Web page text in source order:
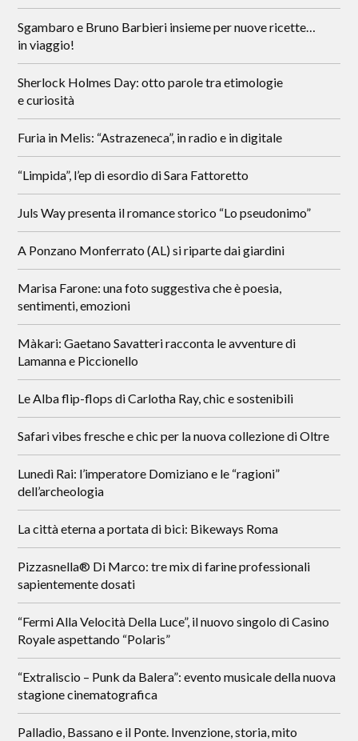
Sgambaro e Bruno Barbieri insieme per nuove ricette…
in viaggio!
Sherlock Holmes Day: otto parole tra etimologie
e curiosità
Furia in Melis: “Astrazeneca”, in radio e in digitale
“Limpida”, l’ep di esordio di Sara Fattoretto
Juls Way presenta il romance storico “Lo pseudonimo”
A Ponzano Monferrato (AL) si riparte dai giardini
Marisa Farone: una foto suggestiva che è poesia,
sentimenti, emozioni
Màkari: Gaetano Savatteri racconta le avventure di
Lamanna e Piccionello
Le Alba flip-flops di Carlotha Ray, chic e sostenibili
Safari vibes fresche e chic per la nuova collezione di Oltre
Lunedì Rai: l’imperatore Domiziano e le “ragioni”
dell’archeologia
La città eterna a portata di bici: Bikeways Roma
Pizzasnella® Di Marco: tre mix di farine professionali
sapientemente dosati
“Fermi Alla Velocità Della Luce”, il nuovo singolo di Casino
Royale aspettando “Polaris”
“Extraliscio – Punk da Balera”: evento musicale della nuova
stagione cinematografica
Palladio, Bassano e il Ponte. Invenzione, storia, mito